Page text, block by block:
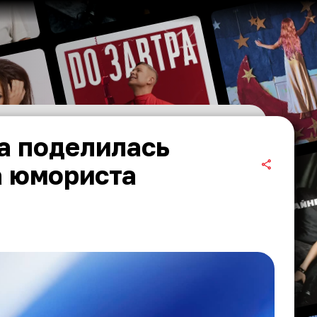
поделилась
юмориста